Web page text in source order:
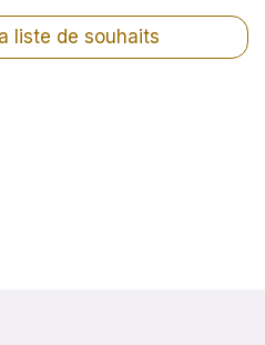
liste de souhaits